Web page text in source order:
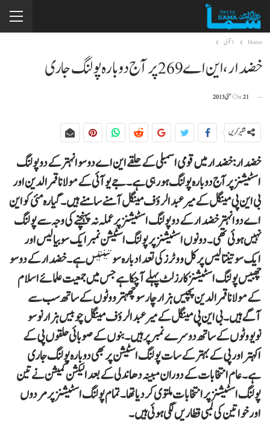
Home 1 قومی
خضدار ،این اے 269 پر آج دوبارہ پولنگ جاری
On21 مئی 2013
شئیر کریں
خضدار: خضدار میں قومی اسمبلی کے حلقے این اے دو سو انہتر کے دو پولنگ
اسٹیشنز پر آج دوبارہ پولنگ ہورہی ہے۔ جے یوآئی کے مولانا قمرالدین اور
بی این پی مینگل کے میر عبدالروٴف مینگل آمنے سامنے ہیں۔ گیارہ مئی کو این
اے دو انہتر خضدار کے دو پولنگ اسٹیشنز پر عملہ نہ پہنچنے کی وجہ سے پولنگ
نہیں ہوئی تھی۔ دونوں اسٹیشنز پر پولنگ اسٹیشن نمبر ایک سو بیالیس اور
ایک سو تینتالیس پر کل ووٹرز کی تعداد بارہ سو تینتیس ہے۔ خضدار کے دو سو
چھبیس پولنگ اسٹیشنز کا رزلٹ پہلے آچکا ہے جس میں جمعیت علمائے اسلام
کے مولانا قمرالدین پچیس ہزار چار سو چھہترووٹوں کے ساتھ سب سے
آگے ہیں۔ بی این پی مینگل کے میر عبدالروٴف مینگل چوبیس ہزار نو سو
نویووٹوں کے ساتھ دوسرے نمبر پر ہیں۔ بنوں کے صوبائی حلقوں پی کے
اکہتر اور پی کے بہتر کے سات پولنگ اسٹیشن پر بھی دوبارہ پولنگ جاری
ہے۔ عام انتخابات کے دوران مبینہ دھاندلی کے بعد الیکشن کمیشن نے تین
پولنگ اسٹیشنز پر انتخابات ملتوی کردیا تھا۔ تمام پولنگ اسٹیشنز پر مردوں
اور خواتین کی لمبی قطاریں لگی ہوئی ہیں۔